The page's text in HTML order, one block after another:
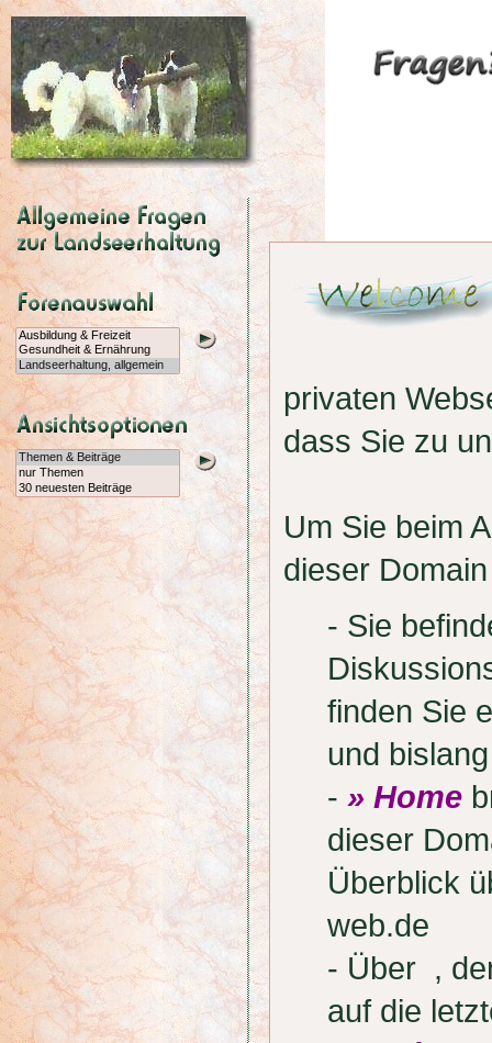
privaten
dass Sie zu
Um Sie beim
dieser
- Sie
finden Sie
und
- » Home
dieser
Überblick
web.de
- Über ,
auf die